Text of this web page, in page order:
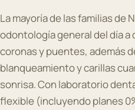
La mayoría de las familias de
odontología general del día a
coronas y puentes, además
blanqueamiento y carillas
sonrisa. Con laboratorio
flexible (incluyendo planes